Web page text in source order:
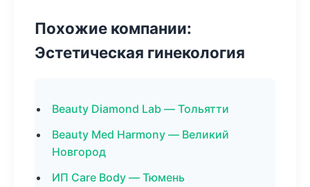
Похожие компании:
Эстетическая гинекология
Beauty Diamond Lab — Тольятти
Beauty Med Harmony — Великий
Новгород
ИП Care Body — Тюмень